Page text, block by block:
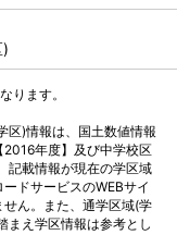
ります。
区)情報は、国土数値情報
年度】及び中学校区
記載情報が現在の学区域
ドサービスのWEBサイ
ん。また、通学区域(学
まえ学区情報は参考とし